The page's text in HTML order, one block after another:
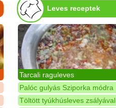
Leves receptek
Tarcali raguleves
Palóc gulyás Sziporka módra
Töltött tyúkhúsleves zsályával